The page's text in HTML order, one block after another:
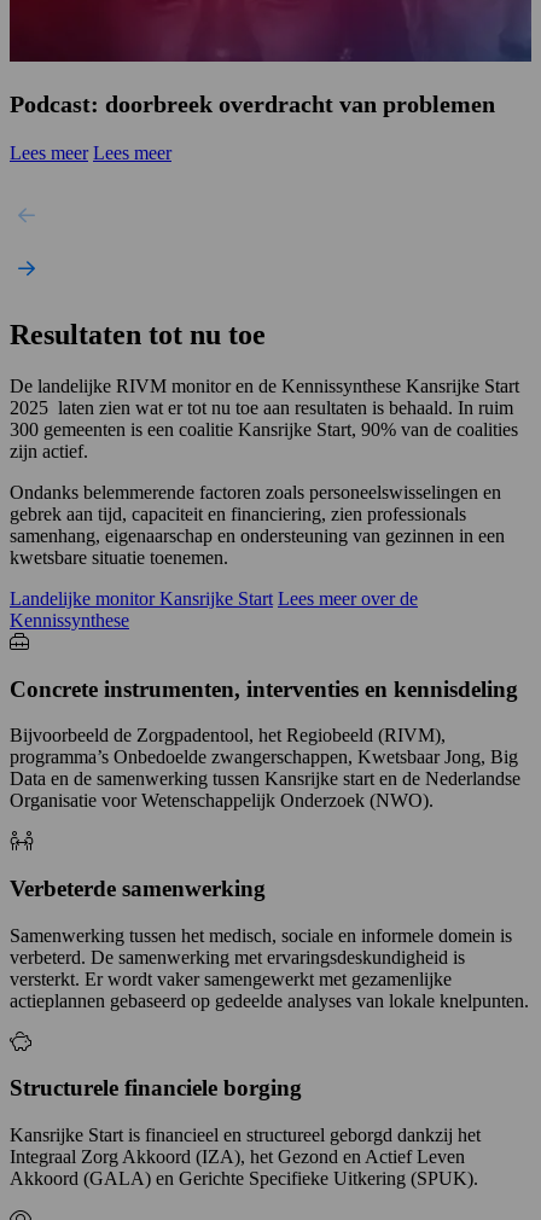
Podcast: doorbreek overdracht van problemen
Lees meer Lees meer
Resultaten tot nu toe
De landelijke RIVM monitor en de Kennissynthese Kansrijke Start
2025 laten zien wat er tot nu toe aan resultaten is behaald. In ruim
300 gemeenten is een coalitie Kansrijke Start, 90% van de coalities
zijn actief.
Ondanks belemmerende factoren zoals personeelswisselingen en
gebrek aan tijd, capaciteit en financiering, zien professionals
samenhang, eigenaarschap en ondersteuning van gezinnen in een
kwetsbare situatie toenemen.
Landelijke monitor Kansrijke Start Lees meer over de
Kennissynthese
Concrete instrumenten, interventies en kennisdeling
Bijvoorbeeld de Zorgpadentool, het Regiobeeld (RIVM),
programma’s Onbedoelde zwangerschappen, Kwetsbaar Jong, Big
Data en de samenwerking tussen Kansrijke start en de Nederlandse
Organisatie voor Wetenschappelijk Onderzoek (NWO).
Verbeterde samenwerking
Samenwerking tussen het medisch, sociale en informele domein is
verbeterd. De samenwerking met ervaringsdeskundigheid is
versterkt. Er wordt vaker samengewerkt met gezamenlijke
actieplannen gebaseerd op gedeelde analyses van lokale knelpunten.
Structurele financiele borging
Kansrijke Start is financieel en structureel geborgd dankzij het
Integraal Zorg Akkoord (IZA), het Gezond en Actief Leven
Akkoord (GALA) en Gerichte Specifieke Uitkering (SPUK).